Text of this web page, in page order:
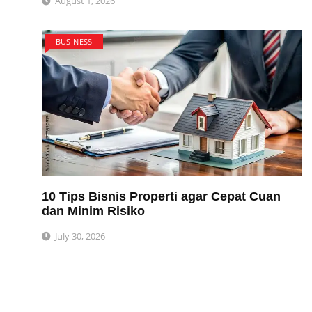
BUSINESS
10 Tips Bisnis Properti agar Cepat Cuan
dan Minim Risiko
July 30, 2026